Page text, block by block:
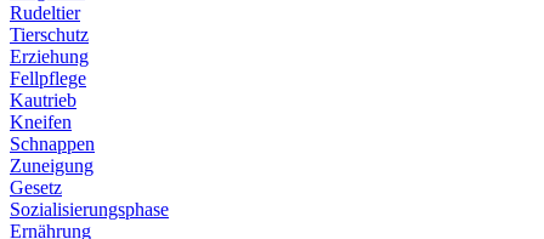
Rudeltier
Tierschutz
Erziehung
Fellpflege
Kautrieb
Kneifen
Schnappen
Zuneigung
Gesetz
Sozialisierungsphase
Ernährung